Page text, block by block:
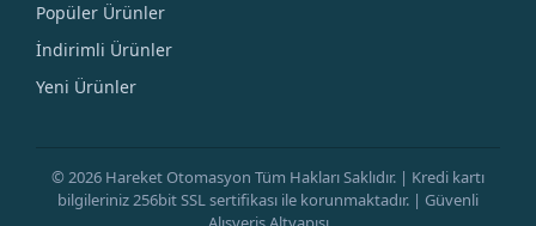
Popüler Ürünler
İndirimli Ürünler
Yeni Ürünler
© 2026 Hareket Otomasyon Tüm Hakları Saklıdır. | Kredi kartı
bilgileriniz 256bit SSL sertifikası ile korunmaktadır. | Güvenli